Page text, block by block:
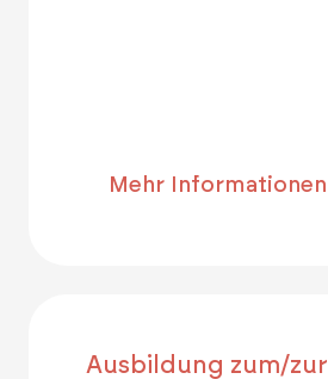
Mehr Informationen
Ausbildung zum/zur